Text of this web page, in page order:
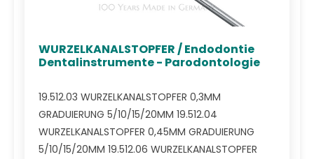
WURZELKANALSTOPFER / Endodontie
Dentalinstrumente - Parodontologie
19.512.03 WURZELKANALSTOPFER 0,3MM
GRADUIERUNG 5/10/15/20MM 19.512.04
WURZELKANALSTOPFER 0,45MM GRADUIERUNG
5/10/15/20MM 19.512.06 WURZELKANALSTOPFER